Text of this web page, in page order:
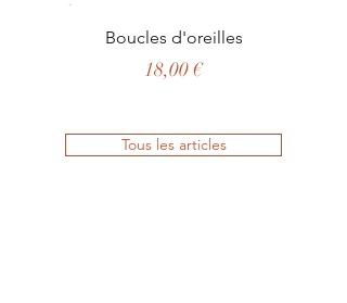
Boucles d'oreilles
Prix
18,00 €
Tous les articles